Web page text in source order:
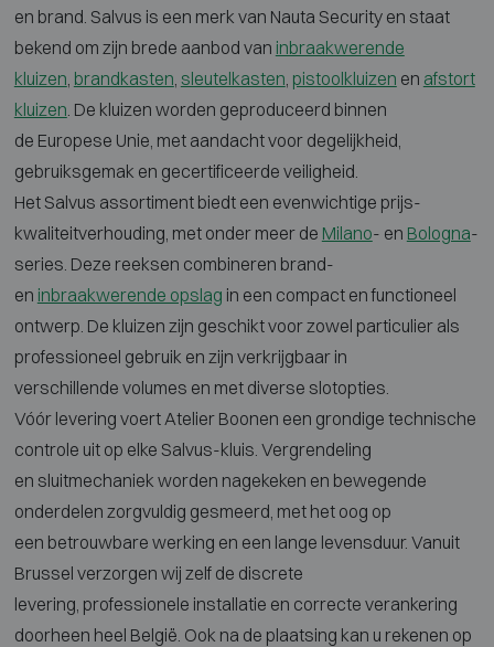
en brand. Salvus is een merk van Nauta Security en staat
bekend om zijn brede aanbod van inbraakwerende
kluizen brandkasten sleutelkasten pistoolkluizen en afstort
kluizen . De kluizen worden geproduceerd binnen
de Europese Unie, met aandacht voor degelijkheid,
gebruiksgemak en gecertificeerde veiligheid.
Het Salvus assortiment biedt een evenwichtige prijs-
kwaliteitverhouding, met onder meer de Milano- en Bologna-
series. Deze reeksen combineren brand-
en inbraakwerende opslag in een compact en functioneel
ontwerp. De kluizen zijn geschikt voor zowel particulier als
professioneel gebruik en zijn verkrijgbaar in
verschillende volumes en met diverse slotopties.
Vóórlevering voert Atelier Boonen een grondige technische
controle uit op elke Salvus-kluis. Vergrendeling
en sluitmechaniek worden nagekeken en bewegende
onderdelen zorgvuldig gesmeerd, met het oog op
een betrouwbare werking en een lange levensduur. Vanuit
Brussel verzorgen wij zelf de discrete
levering, professionele installatie en correcte verankering
doorheen heel België. Ook na de plaatsing kan u rekenen op